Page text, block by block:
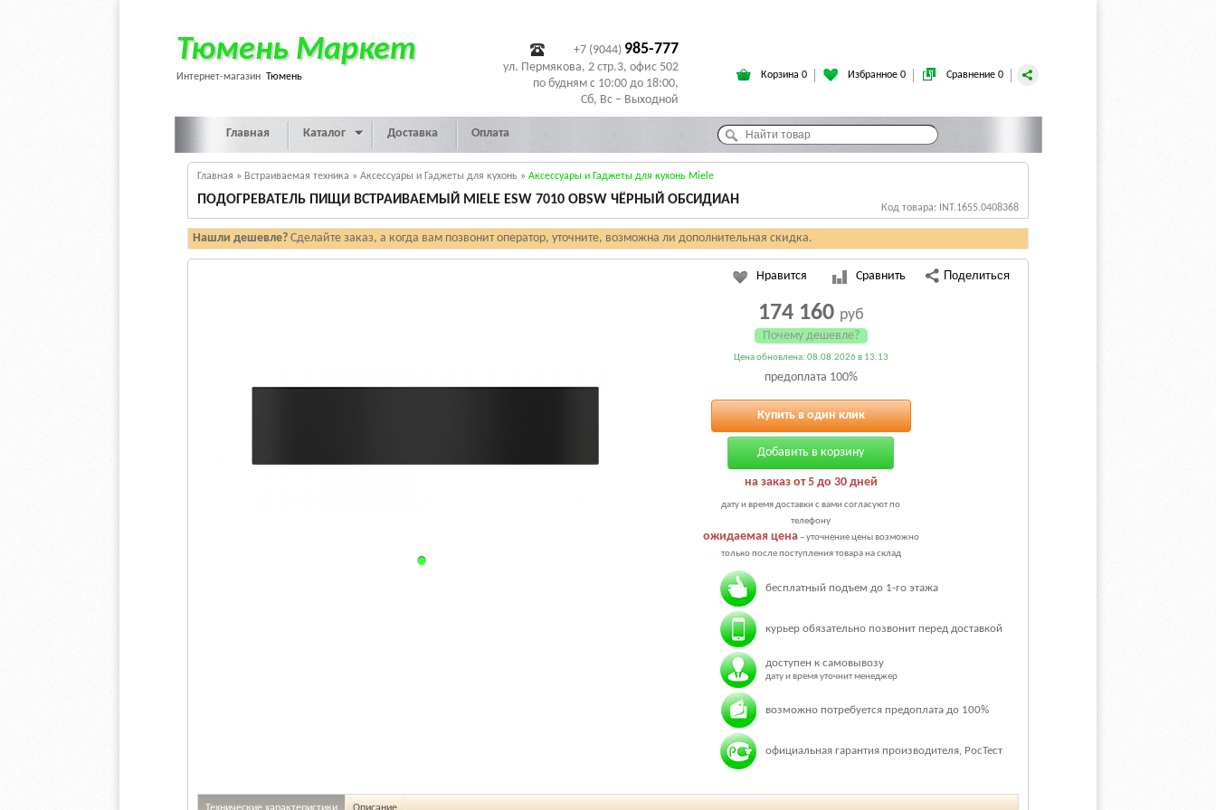
Тюмень Маркет
Интернет-магазин Тюмень
+7 (9044) 985-777
ул. Пермякова, 2 стр.3, офис 502
по будням с 10:00 до 18:00,
Сб, Вс – Выходной
Корзина 0 Избранное 0 Сравнение 0
Главная Каталог Доставка Оплата
Главная » Встраиваемая техника » Аксессуары и Гаджеты для кухонь » Аксессуары и Гаджеты для кухонь Miele
Код товара: INT.1655.0408368
ПОДОГРЕВАТЕЛЬ ПИЩИ ВСТРАИВАЕМЫЙ MIELE ESW 7010 OBSW ЧЁРНЫЙ ОБСИДИАН
Нашли дешевле? Сделайте заказ, а когда вам позвонит оператор, уточните, возможна ли дополнительная скидка.
Нравится Сравнить
174 160 руб
Почему дешевле?
Цена обновлена: 08.08.2026 в 13:13
предоплата 100%
Купить в один клик
Добавить в корзину
на заказ от 5 до 30 дней
дату и время доставки с вами согласуют по
телефону
ожидаемая цена– уточнение цены возможно
только после поступления товара на склад
бесплатный подъем до 1-го этажа
курьер обязательно позвонит перед доставкой
доступен к самовывозу
дату и время уточнит менеджер
возможно потребуется предоплата до 100%
официальная гарантия производителя, РосТест
Технические характеристики Описание